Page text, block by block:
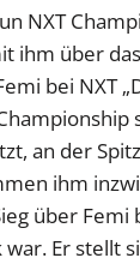
NXT
ihm über
bei NXT
an der
ihm
über Femi
Er stellt